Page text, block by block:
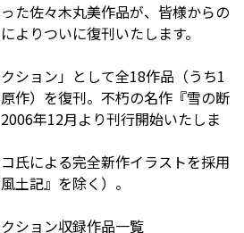
た佐々木丸美作品が、皆様からの
よりついに復刊いたします。
クション」として全18作品（うち1
作）を復刊。不朽の名作『雪の断
年12月より刊行開始いたしま
氏による完全新作イラストを採用
土記』を除く）。
ション収録作品一覧